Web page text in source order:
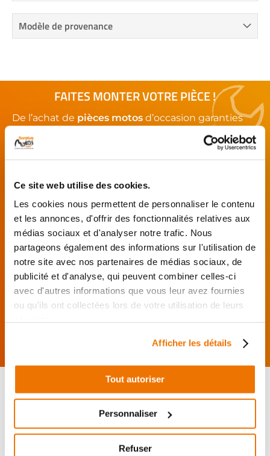
Ce site web utilise des cookies.
Les cookies nous permettent de personnaliser le contenu
et les annonces, d'offrir des fonctionnalités relatives aux
médias sociaux et d'analyser notre trafic. Nous
partageons également des informations sur l'utilisation de
notre site avec nos partenaires de médias sociaux, de
publicité et d'analyse, qui peuvent combiner celles-ci
avec d'autres informations que vous leur avez fournies
ou qu'ils ont collectées lors de votre utilisation de leurs
Afficher les détails
Tout autoriser
Personnaliser
Refuser
Modèle de provenance
FAITES MONTER VOTRE PIÈCE !
De l’achat de pièces motos d’occasion garanties
moto
retrouvez notre réseau de réparateurs et de
garages partenaires.
présente au garage.
J’effectue ma
directement auprès
du réparateur.
Mes pièces sont livrées et
montées chez le partenaire.